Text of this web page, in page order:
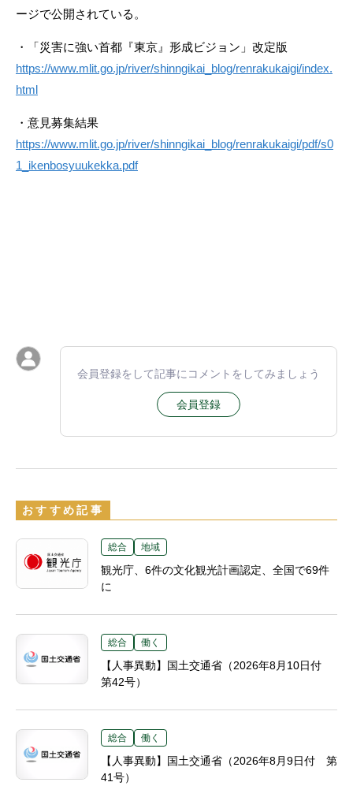
ージで公開されている。
・「災害に強い首都『東京』形成ビジョン」改定版
https://www.mlit.go.jp/river/shinngikai_blog/renrakukaigi/index.
html
・意見募集結果
https://www.mlit.go.jp/river/shinngikai_blog/renrakukaigi/pdf/s0
1_ikenbosyuukekka.pdf
会員登録をして記事にコメントをしてみましょう
会員登録
おすすめ記事
総合 地域
観光庁、6件の文化観光計画認定、全国で69件
に
総合 働く
【人事異動】国土交通省（2026年8月10日付
第42号）
総合 働く
【人事異動】国土交通省（2026年8月9日付 第
41号）